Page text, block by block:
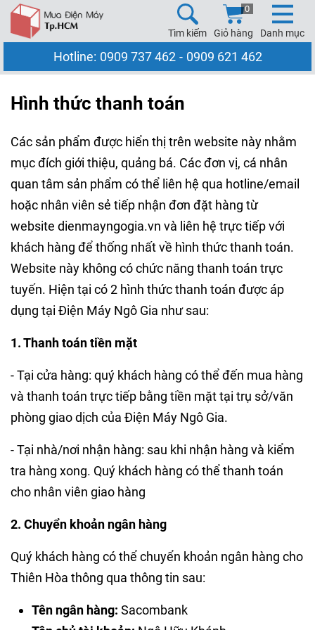
Tìm kiếm Giỏ hàng
0
Danh mục
Hotline: 0909 737 462 - 0909 621 462
Hình thức thanh toán
Các sản phẩm được hiển thị trên website này nhằm
mục đích giới thiệu, quảng bá. Các đơn vị, cá nhân
quan tâm sản phẩm có thể liên hệ qua hotline/email
hoặc nhân viên sẻ tiếp nhận đơn đặt hàng từ
website dienmayngogia.vn và liên hệ trực tiếp với
khách hàng để thống nhất về hình thức thanh toán.
Website này không có chức năng thanh toán trực
tuyến. Hiện tại có 2 hình thức thanh toán được áp
dụng tại Điện Máy Ngô Gia như sau:
1. Thanh toán tiền mặt
- Tại cửa hàng: quý khách hàng có thể đến mua hàng
và thanh toán trực tiếp bằng tiền mặt tại trụ sở/văn
phòng giao dịch của Điện Máy Ngô Gia.
- Tại nhà/nơi nhận hàng: sau khi nhận hàng và kiểm
tra hàng xong. Quý khách hàng có thể thanh toán
cho nhân viên giao hàng
2. Chuyển khoản ngân hàng
Quý khách hàng có thể chuyển khoản ngân hàng cho
Thiên Hòa thông qua thông tin sau:
Tên ngân hàng: Sacombank